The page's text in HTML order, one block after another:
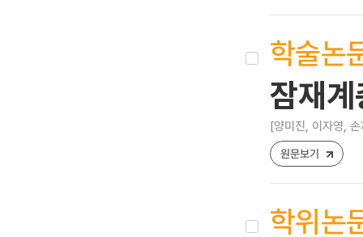
학술논
잠재
[양미진, 이자영,
원문보기
학위논